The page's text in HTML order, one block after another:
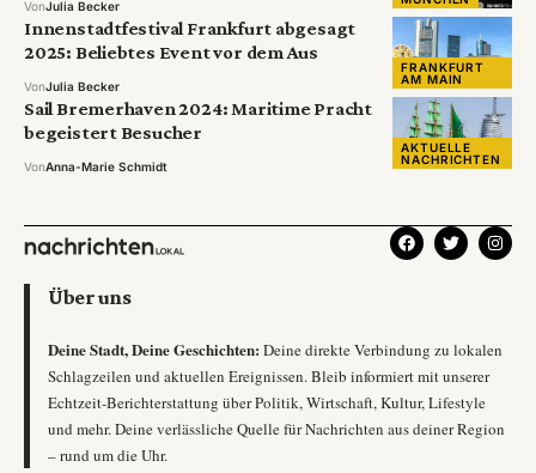
VonJulia Becker
FRANKFURT
AM MAIN
Innenstadtfestival Frankfurt abgesagt
2025: Beliebtes Event vor dem Aus
VonJulia Becker
AKTUELLE
NACHRICHTEN
Sail Bremerhaven 2024: Maritime Pracht
begeistert Besucher
VonAnna-Marie Schmidt
Über uns
Deine Stadt, Deine Geschichten: Deine direkte Verbindung zu lokalen
Schlagzeilen und aktuellen Ereignissen. Bleib informiert mit unserer
Echtzeit-Berichterstattung über Politik, Wirtschaft, Kultur, Lifestyle
und mehr. Deine verlässliche Quelle für Nachrichten aus deiner Region
– rund um die Uhr.